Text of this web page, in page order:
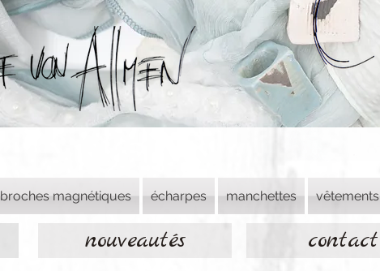
broches magnétiques écharpes manchettes vêtements
nouveautés
contact